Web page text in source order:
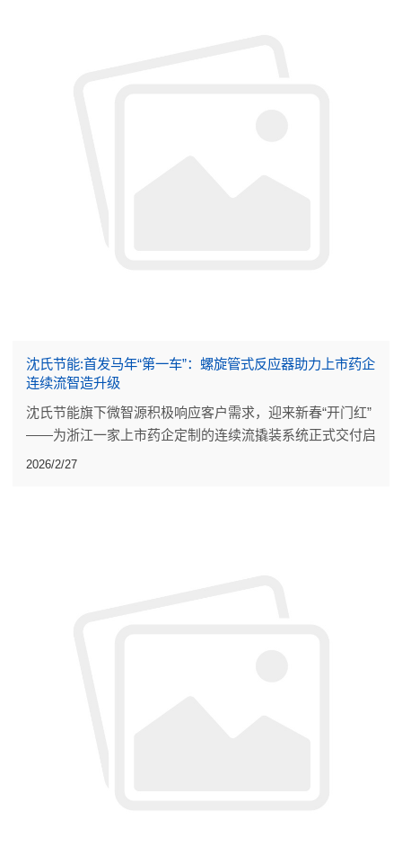
沈氏节能:首发马年“第一车”：螺旋管式反应器助力上市药企
连续流智造升级
沈氏节能旗下微智源积极响应客户需求，迎来新春“开门红”
——为浙江一家上市药企定制的连续流撬装系统正式交付启
运。
2026/2/27